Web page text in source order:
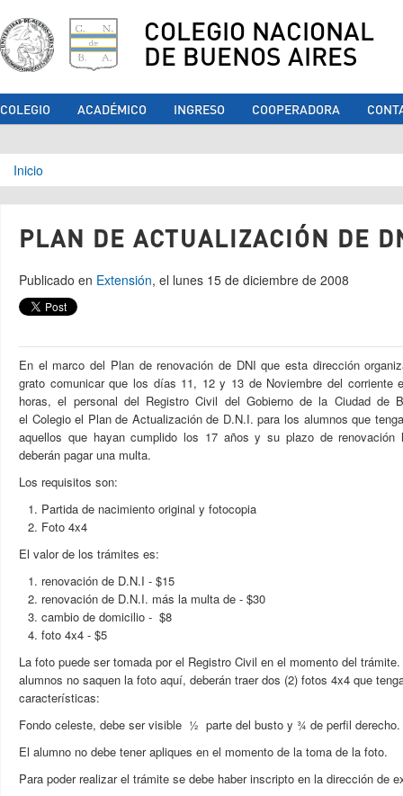
COLEGIO NACIONAL
DE BUENOS AIRES
COLEGIO ACADÉMICO INGRESO COOPERADORA
Se encuentra usted aquí
Inicio
PLAN DE ACTUALIZACIÓN DE
Publicado en Extensión, el lunes 15 de diciembre de 2008
En el marco del Plan de renovación de DNI que esta dirección
grato comunicar que los días 11, 12 y 13 de Noviembre del corriente
horas, el personal del Registro Civil del Gobierno de la Ciudad de
el Colegio el Plan de Actualización de D.N.I. para los alumnos que
aquellos que hayan cumplido los 17 años y su plazo de renovación
deberán pagar una multa.
Los requisitos son:
Partida de nacimiento original y fotocopia
Foto 4x4
El valor de los trámites es:
renovación de D.N.I - $15
renovación de D.N.I. más la multa de - $30
cambio de domicilio - $8
foto 4x4 - $5
La foto puede ser tomada por el Registro Civil en el momento del
alumnos no saquen la foto aquí, deberán traer dos (2) fotos 4x4 que
características:
Fondo celeste, debe ser visible ½ parte del busto y ¾ de perfil derecho.
El alumno no debe tener apliques en el momento de la toma de la foto.
Para poder realizar el trámite se debe haber inscripto en la dirección de